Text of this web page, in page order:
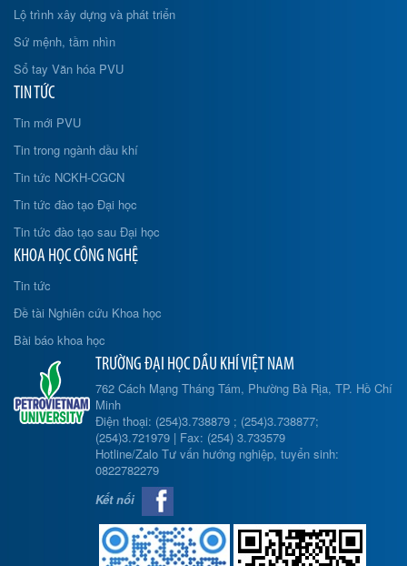
Lộ trình xây dựng và phát triển
Sứ mệnh, tầm nhìn
Sổ tay Văn hóa PVU
TIN TỨC
Tin mới PVU
Tin trong ngành dầu khí
Tin tức NCKH-CGCN
Tin tức đào tạo Đại học
Tin tức đào tạo sau Đại học
KHOA HỌC CÔNG NGHỆ
Tin tức
Đề tài Nghiên cứu Khoa học
Bài báo khoa học
TRƯỜNG ĐẠI HỌC DẦU KHÍ VIỆT NAM
762 Cách Mạng Tháng Tám, Phường Bà Rịa, TP. Hồ Chí
Minh
Điện thoại: (254)3.738879 ; (254)3.738877;
(254)3.721979 | Fax: (254) 3.733579
Hotline/Zalo Tư vấn hướng nghiệp, tuyển sinh:
0822782279
Kết nối